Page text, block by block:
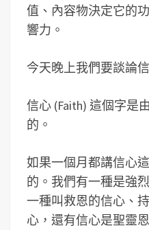
值、內容物決定它的
響力。
今天晚上我們要談論
信心 (Faith) 這個字是
的。
如果一個月都講信心
的。我們有一種是強
一種叫救恩的信心、
心，還有信心是聖靈